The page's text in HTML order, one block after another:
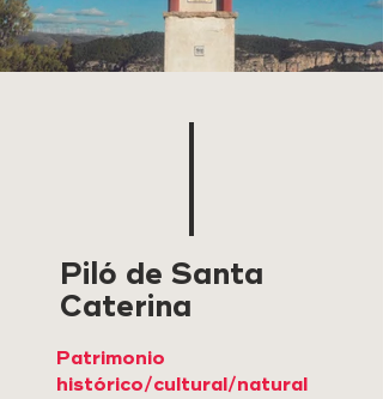
Piló de Santa
Caterina
Patrimonio
histórico/cultural/natural